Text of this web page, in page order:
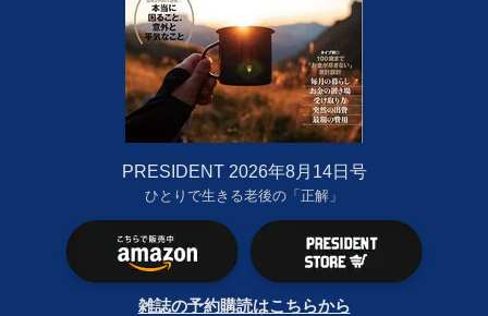
PRESIDENT 2026年8月14日号
ひとりで生きる老後の「正解」
雑誌の予約購読はこちらから